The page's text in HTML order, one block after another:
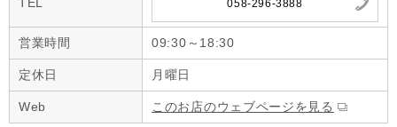
TEL 058-296-3888
営業時間 09:30～18:30
定休日 月曜日
Web このお店のウェブページを見る